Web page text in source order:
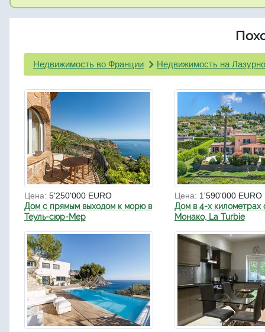
Недвижимость во Франции Недвижимость на
Цена: 5'250'000 EURO
Дом с прямым выходом к морю в
Теуль-сюр-Мер
Цена: 1'590'000 EURO
Дом в 4-х километрах
Монако, La Turbie